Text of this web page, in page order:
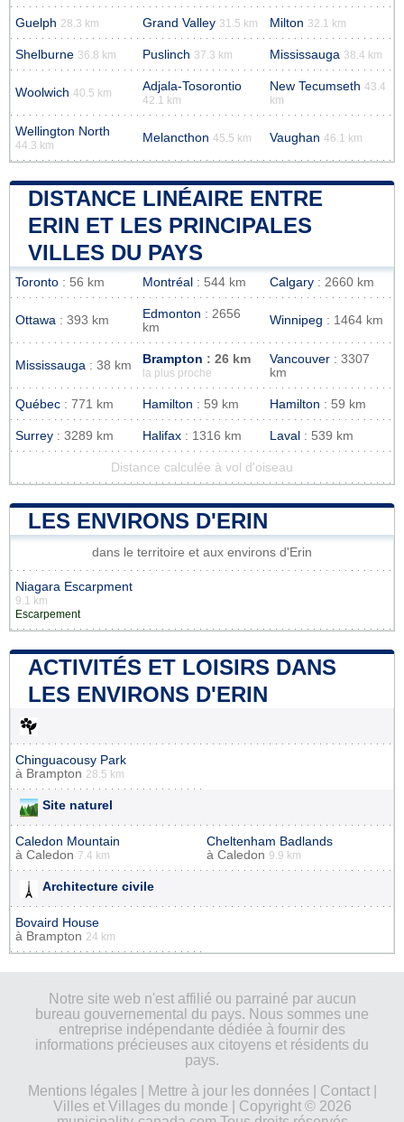
Guelph 28.3 km Grand Valley 31.5 km Milton 32.1 km
Shelburne 36.8 km Puslinch 37.3 km Mississauga 38.4 km
Woolwich 40.5 km Adjala-Tosorontio
42.1 km
New Tecumseth 43.4
km
Wellington North
44.3 km
Melancthon 45.5 km Vaughan 46.1 km
DISTANCE LINÉAIRE ENTRE
ERIN ET LES PRINCIPALES
VILLES DU PAYS
Toronto : 56 km Montréal : 544 km Calgary : 2660 km
Ottawa : 393 km Edmonton : 2656
km
Winnipeg : 1464 km
Mississauga : 38 km Brampton : 26 km
la plus proche
Vancouver : 3307
km
Québec : 771 km Hamilton : 59 km Hamilton : 59 km
Surrey : 3289 km Halifax : 1316 km Laval : 539 km
Distance calculée à vol d'oiseau
LES ENVIRONS D'ERIN
dans le territoire et aux environs d'Erin
Niagara Escarpment
9.1 km
Escarpement
ACTIVITÉS ET LOISIRS DANS
LES ENVIRONS D'ERIN
Chinguacousy Park
à Brampton 28.5 km
Site naturel
Caledon Mountain
à Caledon 7.4 km
Cheltenham Badlands
à Caledon 9.9 km
Architecture civile
Bovaird House
à Brampton 24 km
Notre site web n'est affilié ou parrainé par aucun
bureau gouvernemental du pays. Nous sommes une
entreprise indépendante dédiée à fournir des
informations précieuses aux citoyens et résidents du
pays.
Mentions légales| Mettre à jour les données| Contact|
Villes et Villages du monde | Copyright © 2026